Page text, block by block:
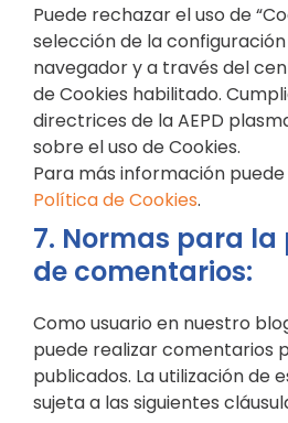
Puede rechazar el uso de
selección de la
navegador y a través del
de Cookies habilitado.
directrices de la AEPD
sobre el uso de Cookies.
Para más información
Política de Cookies.
7. Normas para
de comentarios:
Como usuario en nuestro
puede realizar comentarios
publicados. La utilización de
sujeta a las siguientes